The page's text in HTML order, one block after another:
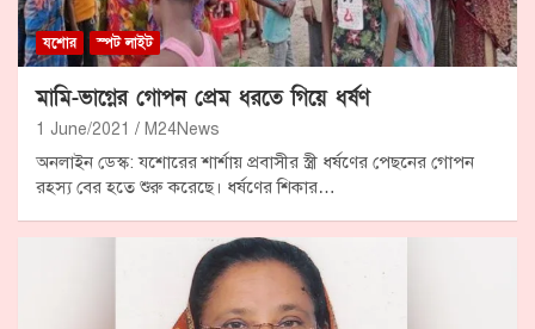
যশোর স্পট লাইট
মামি-ভাগ্নের গোপন প্রেম ধরতে গিয়ে ধর্ষণ
1 June/2021 M24News
অনলাইন ডেস্ক: যশোরের শার্শায় প্রবাসীর স্ত্রী ধর্ষণের পেছনের গোপন
রহস্য বের হতে শুরু করেছে। ধর্ষণের শিকার…